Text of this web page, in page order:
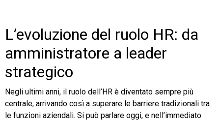
L’evoluzione del ruolo HR: da
amministratore a leader
strategico
Negli ultimi anni, il ruolo dell’HR è diventato sempre più
centrale, arrivando così a superare le barriere tradizionali tra
le funzioni aziendali. Si può parlare oggi, e nell’immediato